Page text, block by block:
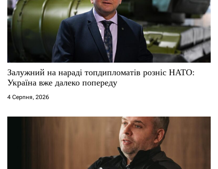
Залужний на нараді топдипломатів розніс НАТО:
Україна вже далеко попереду
4 Серпня, 2026